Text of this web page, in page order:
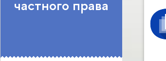
частного права